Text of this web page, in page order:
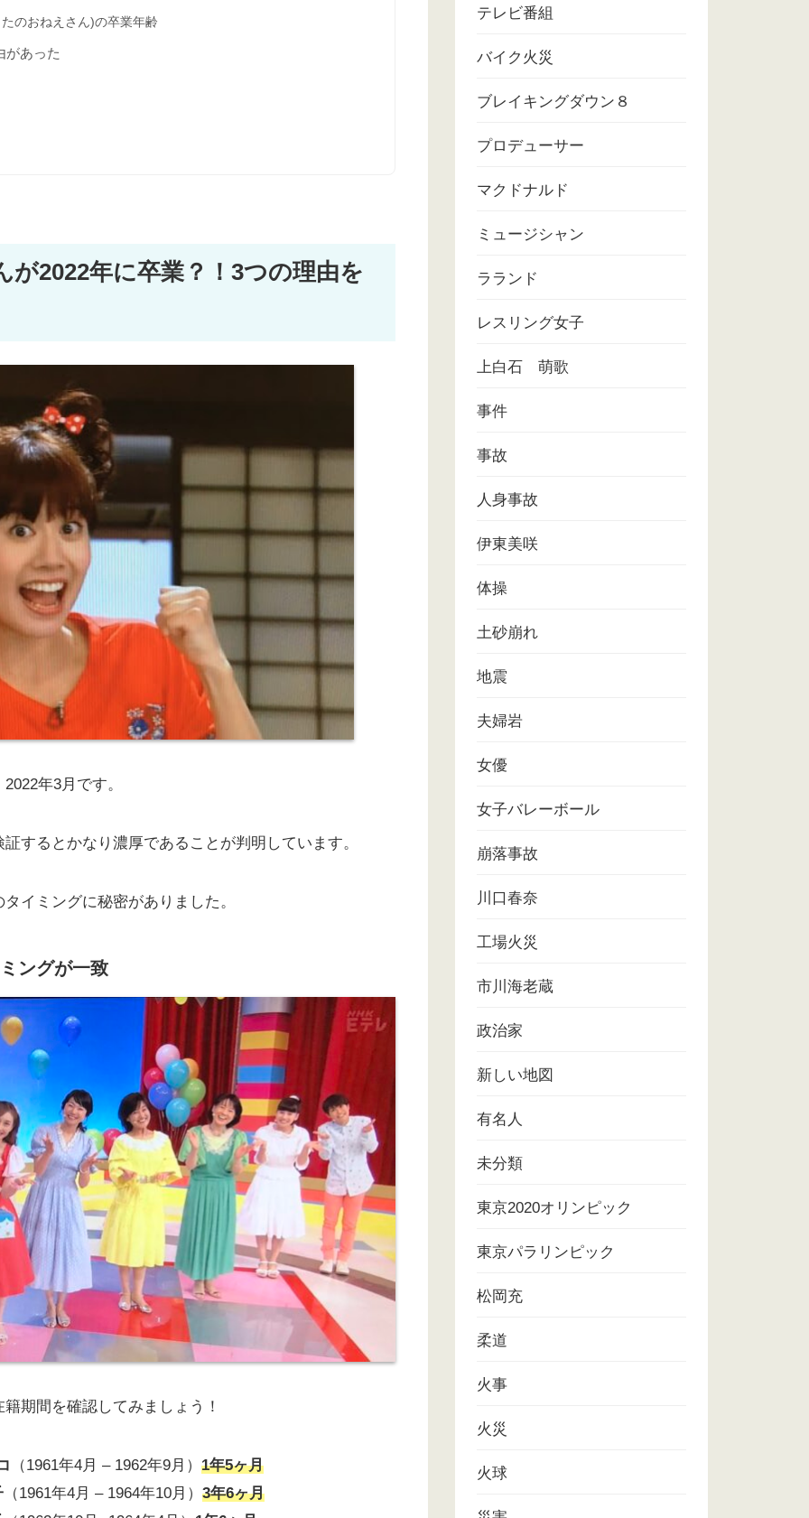
のおねえさん)の卒業年齢
があった
が2022年に卒業？！3つの理由を
年3月です。
するとかなり濃厚であることが判明しています。
イミングに秘密がありました。
ングが一致
期間を確認してみましょう！
（1961年4月 – 1962年9月） 1年5ヶ月
（1961年4月 – 1964年10月） 3年6ヶ月
テレビ番組
バイク火災
ブレイキングダウン８
プロデューサー
マクドナルド
ミュージシャン
ラランド
レスリング女子
上白石 萌歌
事件
事故
人身事故
伊東美咲
体操
土砂崩れ
地震
夫婦岩
女優
女子バレーボール
崩落事故
川口春奈
工場火災
市川海老蔵
政治家
新しい地図
有名人
未分類
東京2020オリンピック
東京パラリンピック
松岡充
柔道
火事
火災
火球